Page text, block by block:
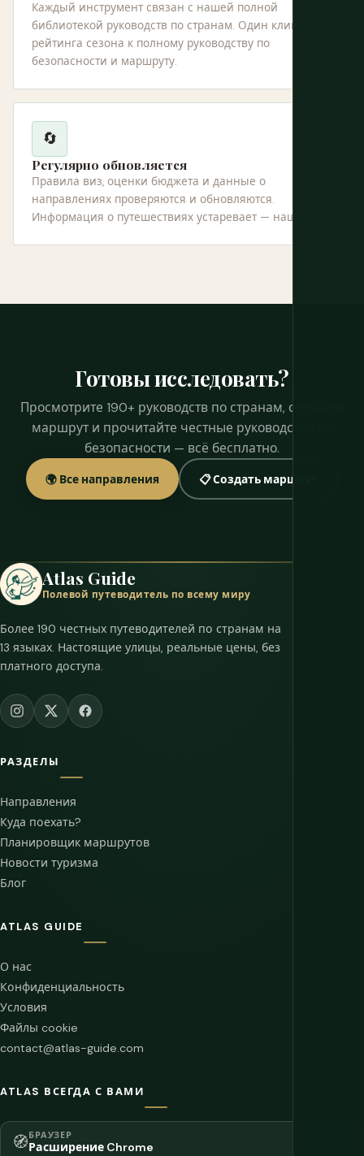
Каждый инструмент связан с нашей полной
библиотекой руководств по странам. Один клик от
рейтинга сезона к полному руководству по
безопасности и маршруту.
🔄
Регулярно обновляется
Правила виз, оценки бюджета и данные о
направлениях проверяются и обновляются.
Информация о путешествиях устаревает — наша нет.
Готовы исследовать?
Просмотрите 190+ руководств по странам, создайте
маршрут и прочитайте честные руководства по
безопасности — всё бесплатно.
🌍 Все направления 📋 Создать маршрут
Atlas Guide
Полевой путеводитель по всему миру
Более 190 честных путеводителей по странам на
13 языках. Настоящие улицы, реальные цены, без
платного доступа.
РАЗДЕЛЫ
Направления
Куда поехать?
Планировщик маршрутов
Новости туризма
Блог
ATLAS GUIDE
О нас
Конфиденциальность
Условия
Файлы cookie
contact@atlas-guide.com
ATLAS ВСЕГДА С ВАМИ
🧭БРАУЗЕР
Расширение Chrome